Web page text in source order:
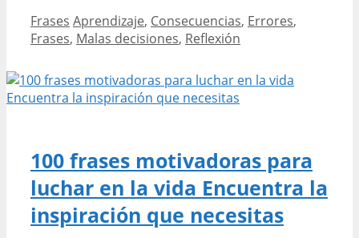
Categories
Frases Tags
Aprendizaje, Consecuencias, Errores,
Frases, Malas decisiones, Reflexión
100 frases motivadoras para
luchar en la vida Encuentra la
inspiración que necesitas